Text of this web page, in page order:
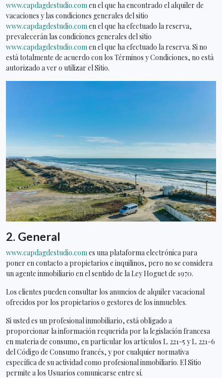
www.capdagdestudio.comen el que ha encontrado el alquiler de
vacaciones y las condiciones generales del sitio
www.capdagdestudio.comen el que ha efectuado la reserva,
prevalecerán las condiciones generales del sitio
www.capdagdestudio.comen el que ha efectuado la reserva. Si no
está totalmente de acuerdo con los Términos y Condiciones, no está
autorizado a ver o utilizar el Sitio.
2. General
www.capdagdestudio.com es una plataforma electrónica para
poner en contacto a propietarios e inquilinos, pero no se considera
un agente inmobiliario en el sentido de la Ley Hoguet de 1970.
Los clientes pueden consultar los anuncios de alquiler vacacional
ofrecidos por los propietarios o gestores de los inmuebles.
Si usted es un profesional inmobiliario, está obligado a
proporcionar la información requerida por la legislación francesa
en materia de consumo, en particular los artículos L. 221-5 y L. 221-6
del Código de Consumo francés, y por cualquier normativa
específica de su actividad como profesional inmobiliario. El Sitio
permite a los Usuarios comunicarse entre sí.